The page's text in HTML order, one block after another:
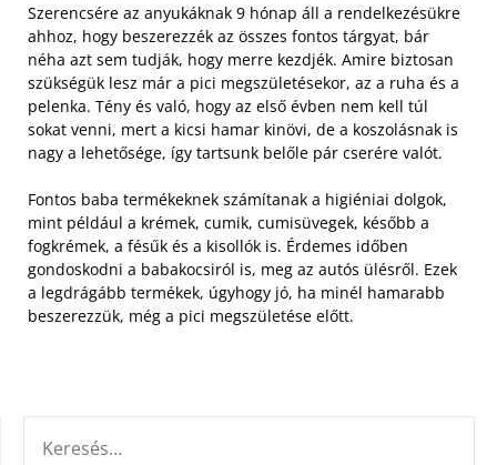
Szerencsére az anyukáknak 9 hónap áll a rendelkezésükre
ahhoz, hogy beszerezzék az összes fontos tárgyat, bár
néha azt sem tudják, hogy merre kezdjék. Amire biztosan
szükségük lesz már a pici megszületésekor, az a ruha és a
pelenka. Tény és való, hogy az első évben nem kell túl
sokat venni, mert a kicsi hamar kinövi, de a koszolásnak is
nagy a lehetősége, így tartsunk belőle pár cserére valót.
Fontos baba termékeknek számítanak a higiéniai dolgok,
mint például a krémek, cumik, cumisüvegek, később a
fogkrémek, a fésűk és a kisollók is. Érdemes időben
gondoskodni a babakocsiról is, meg az autós ülésről. Ezek
a legdrágább termékek, úgyhogy jó, ha minél hamarabb
beszerezzük, még a pici megszületése előtt.